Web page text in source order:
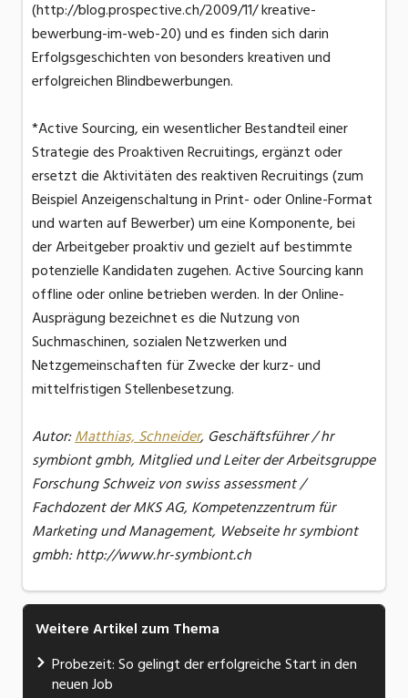
(http://blog.prospective.ch/2009/11/ kreative-
bewerbung-im-web-20) und es finden sich darin
Erfolgsgeschichten von besonders kreativen und
erfolgreichen Blindbewerbungen.
*Active Sourcing, ein wesentlicher Bestandteil einer
Strategie des Proaktiven Recruitings, ergänzt oder
ersetzt die Aktivitäten des reaktiven Recruitings (zum
Beispiel Anzeigenschaltung in Print- oder Online-Format
und warten auf Bewerber) um eine Komponente, bei
der Arbeitgeber proaktiv und gezielt auf bestimmte
potenzielle Kandidaten zugehen. Active Sourcing kann
offline oder online betrieben werden. In der Online-
Ausprägung bezeichnet es die Nutzung von
Suchmaschinen, sozialen Netzwerken und
Netzgemeinschaften für Zwecke der kurz- und
mittelfristigen Stellenbesetzung.
Autor:Matthias, Schneider, Geschäftsführer / hr
symbiont gmbh, Mitglied und Leiter der Arbeitsgruppe
Forschung Schweiz von swiss assessment /
Fachdozent der MKS AG, Kompetenzzentrum für
Marketing und Management, Webseite hr symbiont
gmbh: http://www.hr-symbiont.ch
Weitere Artikel zum Thema
Probezeit: So gelingt der erfolgreiche Start in den
neuen Job